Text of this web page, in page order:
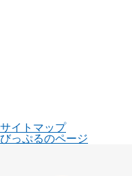
サイトマップ
びっぷるのページ